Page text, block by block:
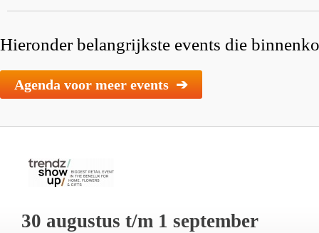
Hieronder belangrijkste events die
Agenda voor meer events ➔
30 augustus t/m 1 september